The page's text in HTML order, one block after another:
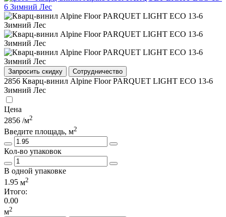
Запросить скидку Сотрудничество
2856 Кварц-винил Alpine Floor PARQUET LIGHT ЕСО 13-6
Зимний Лес
Цена
2856 /м2
Введите площадь, м2
Кол-во упаковок
В одной упаковке
1.95 м2
Итого:
0.00
м2